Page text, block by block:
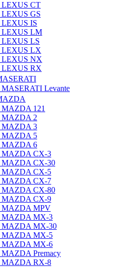
LEXUS CT
LEXUS GS
LEXUS IS
LEXUS LM
LEXUS LS
LEXUS LX
LEXUS NX
LEXUS RX
MASERATI Levante
MAZDA 121
MAZDA 2
MAZDA 3
MAZDA 5
MAZDA 6
MAZDA CX-3
MAZDA CX-30
MAZDA CX-5
MAZDA CX-7
MAZDA CX-80
MAZDA CX-9
MAZDA MPV
MAZDA MX-3
MAZDA MX-30
MAZDA MX-5
MAZDA MX-6
MAZDA Premacy
MAZDA RX-8